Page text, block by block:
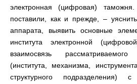
электронная (цифровая)
поставили, как и прежде, –
аппарата, выявить основные
института электронной
взаимосвязь
(института, механизма,
структурного подразделения)